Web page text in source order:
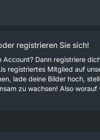
registrieren Sie sich!
Account? Dann registriere
registriertes Mitglied auf
lade deine Bilder hoch,
zu wachsen! Also